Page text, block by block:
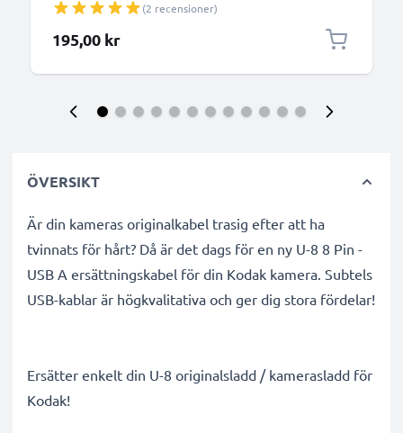
(2 recensioner)
195,00 kr
ÖVERSIKT
Är din kameras originalkabel trasig efter att ha
tvinnats för hårt? Då är det dags för en ny U-8 8 Pin -
USB A ersättningskabel för din Kodak kamera. Subtels
USB-kablar är högkvalitativa och ger dig stora fördelar!
Ersätter enkelt din U-8 originalsladd / kamerasladd för
Kodak!